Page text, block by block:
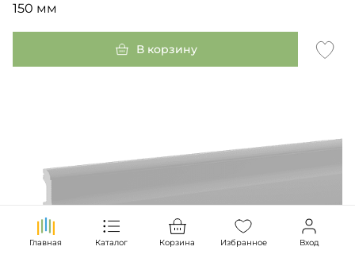
150 мм
В корзину
Главная Каталог Корзина Избранное Вход